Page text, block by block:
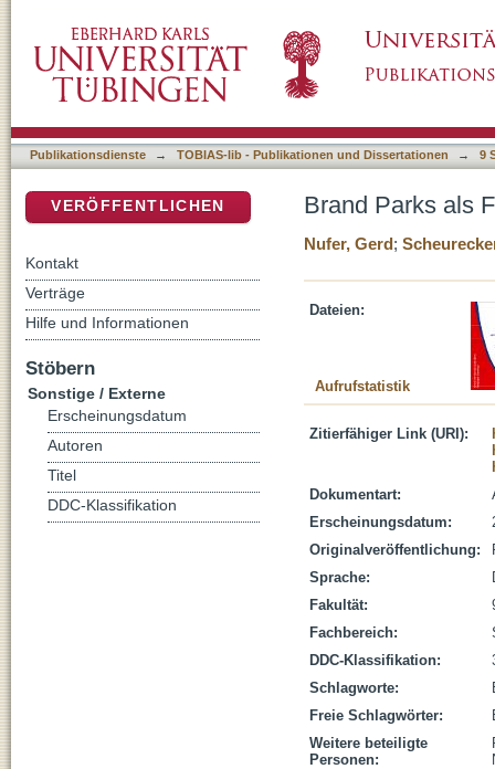
Publikationsdienste → TOBIAS-lib - Publikationen und Dissertationen → 9
Brand Parks als
Nufer, Gerd;
Dateien:
Aufrufstatistik
Zitierfähiger Link (URI):
Dokumentart:
Erscheinungsdatum:
Originalveröffentlichung:
Sprache:
Fakultät:
Fachbereich:
DDC-Klassifikation:
Schlagworte:
Freie Schlagwörter:
Weitere beteiligte
Personen:
VERÖFFENTLICHEN
Kontakt
Verträge
Hilfe und Informationen
Stöbern
Sonstige / Externe
Erscheinungsdatum
Autoren
Titel
DDC-Klassifikation